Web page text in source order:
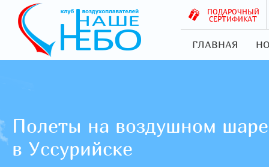
ПОДАРОЧНЫЙ
СЕРТИФИКАТ
ГЛАВНАЯ
Полеты на воздушном шаре
в Уссурийске